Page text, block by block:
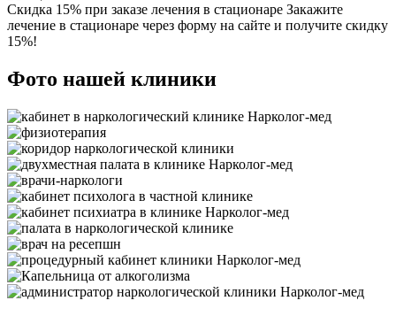
Скидка 15% при заказе лечения в стационаре Закажите
лечение в стационаре через форму на сайте и получите скидку
15%!
Фото нашей клиники